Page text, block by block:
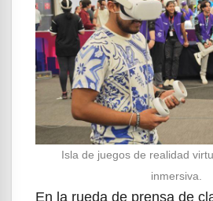
Isla de juegos de realidad
inmersiva.
En la rueda de prensa de